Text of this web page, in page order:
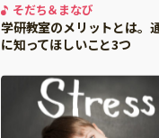
そだち＆まなび
学研教室のメリットとは。
に知ってほしいこと3つ